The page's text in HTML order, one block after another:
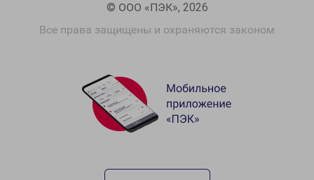
© ООО «ПЭК», 2026
Все права защищены и охраняются законом